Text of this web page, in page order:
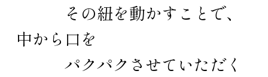
その紐を動かすことで、
中から口を
パクパクさせていただく